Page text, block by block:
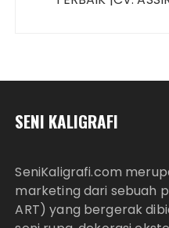
SENI KALIGRAFI
SeniKaligrafi.com
marketing dari sebuah
ART) yang bergerak